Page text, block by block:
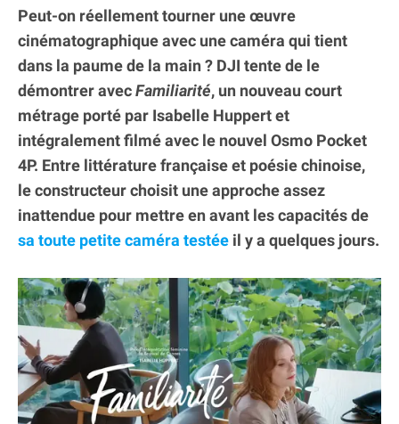
Peut-on réellement tourner une œuvre
cinématographique avec une caméra qui tient
dans la paume de la main ? DJI tente de le
démontrer avecFamiliarité, un nouveau court
métrage porté par Isabelle Huppert et
intégralement filmé avec le nouvel Osmo Pocket
4P. Entre littérature française et poésie chinoise,
le constructeur choisit une approche assez
inattendue pour mettre en avant les capacités de
sa toute petite caméra testée il y a quelques jours.